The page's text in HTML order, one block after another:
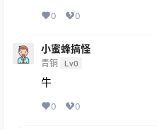
0 0
小蜜蜂搞怪
青铜 Lv0
牛
0 0